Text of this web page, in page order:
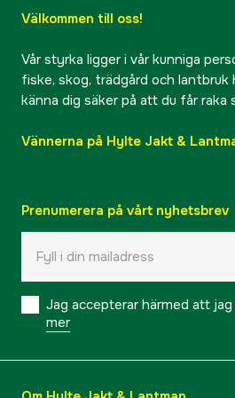
Välkommen till oss!
Vår styrka ligger i vår kunniga
fiske, skog, trädgård och lantbruk
känna dig säker på att du får raka
Vännerna på Hylte Jakt &
Prenumerera på vårt nyhetsbrev
Jag accepterar härmed att
mer